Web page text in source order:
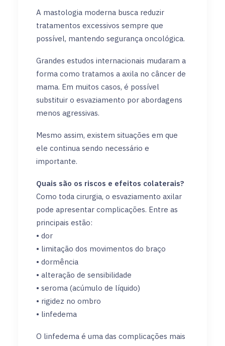
A mastologia moderna busca reduzir
tratamentos excessivos sempre que
possível, mantendo segurança oncológica.
Grandes estudos internacionais mudaram a
forma como tratamos a axila no câncer de
mama. Em muitos casos, é possível
substituir o esvaziamento por abordagens
menos agressivas.
Mesmo assim, existem situações em que
ele continua sendo necessário e
importante.
Quais são os riscos e efeitos colaterais?
Como toda cirurgia, o esvaziamento axilar
pode apresentar complicações. Entre as
principais estão:
• dor
• limitação dos movimentos do braço
• dormência
• alteração de sensibilidade
• seroma (acúmulo de líquido)
• rigidez no ombro
• linfedema
O linfedema é uma das complicações mais